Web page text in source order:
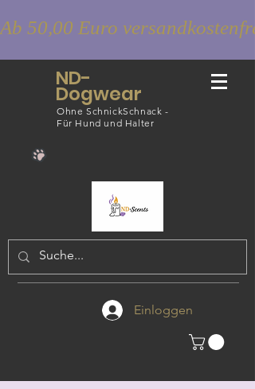
Ab 50,00 Euro versandkostenfrei
ND-
Dogwear
Ohne SchnickSchnack -
Für Hund und Halter
Einloggen